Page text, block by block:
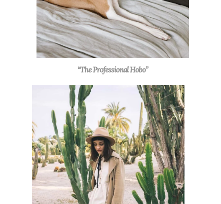
“The Professional Hobo”